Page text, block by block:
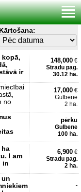
Kārtošana:
kopā,
ir
148,000 €
Stradu pag.
30.12 ha.
no
17,000 €
Gulbene
2 ha.
pērku
Gulbene
100 ha.
ha
I am
in
6,900 €
Stradu pag.
2 ha.
un
-